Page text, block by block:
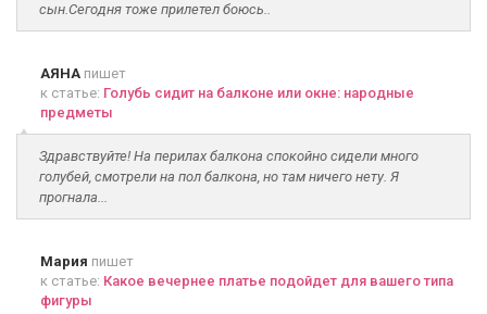
сын.Сегодня тоже прилетел боюсь..
АЯНА пишет
к статье: Голубь сидит на балконе или окне: народные
предметы
Здравствуйте! На перилах балкона спокойно сидели много
голубей, смотрели на пол балкона, но там ничего нету. Я
прогнала...
Мария пишет
к статье: Какое вечернее платье подойдет для вашего типа
фигуры